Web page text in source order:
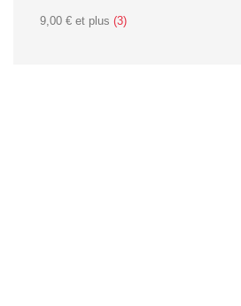
9,00 € et plus (3)